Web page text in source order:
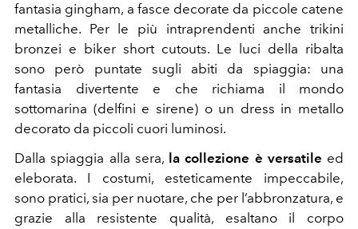
fantasia gingham, a fasce decorate da piccole catene
metalliche. Per le più intraprendenti anche trikini
bronzei e biker short cutouts. Le luci della ribalta
sono però puntate sugli abiti da spiaggia: una
fantasia divertente e che richiama il mondo
sottomarina (delfini e sirene) o un dress in metallo
decorato da piccoli cuori luminosi.
Dalla spiaggia alla sera, la collezione è versatile ed
eleborata. I costumi, esteticamente impeccabile,
sono pratici, sia per nuotare, che per l’abbronzatura, e
grazie alla resistente qualità, esaltano il corpo